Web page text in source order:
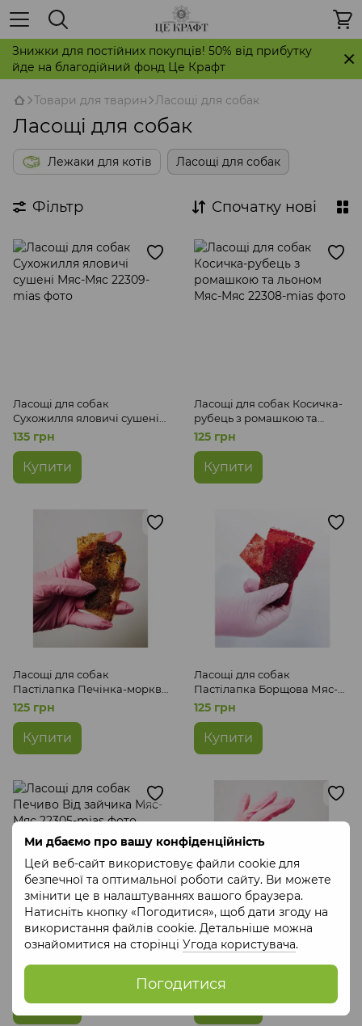
Ми дбаємо про вашу конфіденційність
Цей веб-сайт використовує файли cookie для
безпечної та оптимальної роботи сайту. Ви можете
змінити це в налаштуваннях вашого браузера.
Натисніть кнопку «Погодитися», щоб дати згоду на
використання файлів cookie. Детальніше можна
ознайомитися на сторінці Угода користувача.
Погодитися
Знижки для постійних покупців! 50% від прибутку
йде на благодійний фонд Це Крафт
Товари для тварин Ласощі для собак
Ласощі для собак
Лежаки для котів Ласощі для собак
Фільтр Спочатку нові
Ласощі для собак
Сухожилля яловичі сушені
Мяс-Мяс
135 грн
Купити
Ласощі для собак Косичка-
рубець з ромашкою та
льоном Мяс-Мяс
125 грн
Купити
Ласощі для собак
Пастілапка Печінка-морква
Мяс-Мяс
125 грн
Купити
Ласощі для собак
Пастілапка Борщова Мяс-
Мяс
125 грн
Купити
Ласощі для собак Печиво
Купити
Ласощі для собак Печиво
125 грн
Купити